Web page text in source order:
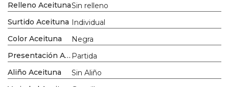
Relleno AceitunaSin relleno
Surtido Aceituna Individual
Color Aceituna
Negra
Presentación Aceituna Partida
Aliño Aceituna
Sin Aliño